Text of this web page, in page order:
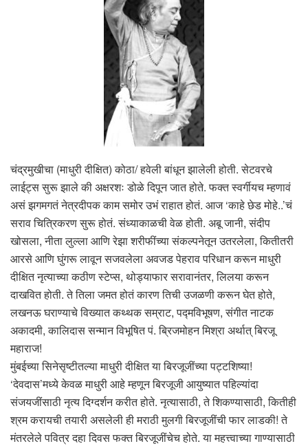
चंद्रमुखीचा (माधुरी दीक्षित) कोठा/ हवेली बांधून झालेली होती. सेटवरचे
लाईट्स सुरू झाले की अक्षरशः डोळे दिपून जात होते. फक्त स्वर्गीयच म्हणावं
असं झगमगतं नेत्रदीपक काम समोर उभं राहात होतं. आज ‘काहे छेड मोहे..’चं
सराव चित्रिकरण सुरू होतं. संध्याकाळची वेळ होती. अबू जानी, संदीप
खोसला, नीता लुल्ला आणि रेझा शरीफींच्या संकल्पनेतून उतरलेला, कितीतरी
आरसे आणि घुंगरू लावून सजवलेला अवजड पेहराव परिधान करून माधुरी
दीक्षित नृत्याच्या कठीण स्टेप्स, थोड्याफार सरावानंतर, लिलया करून
दाखवित होती. ते तिला जमत होतं कारण तिची उजळणी करून घेत होते,
लखनऊ घराण्याचे विख्यात कथ्थक सम्राट, पद्मविभूषण, संगीत नाटक
अकादमी, कालिदास सन्मान विभूषित पं. ब्रिजमोहन मिश्रा अर्थात् बिरजू
महाराज!
मुंबईच्या सिनेसृष्टीतल्या माधुरी दीक्षित या बिरजूजींच्या पट्टशिष्या!
‘देवदास’मध्ये केवळ माधुरी आहे म्हणून बिरजूजी आयुष्यात पहिल्यांदा
संजयजींसाठी नृत्य दिग्दर्शन करीत होते. नृत्यासाठी, ते शिकण्यासाठी, कितीही
श्रम करायची तयारी असलेली ही मराठी मुलगी बिरजूजींची फार लाडकी! ते
मंतरलेले पवित्र दहा दिवस फक्त बिरजूजींचेच होते. या महत्त्वाच्या गाण्यासाठी